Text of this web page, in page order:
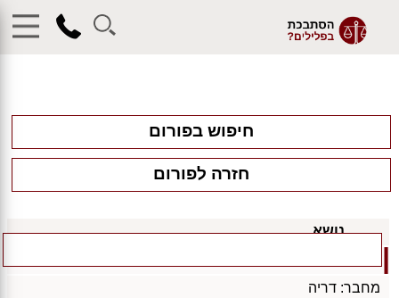
חיפוש בפורום
חזרה לפורום
נושא
מחבר: דריה